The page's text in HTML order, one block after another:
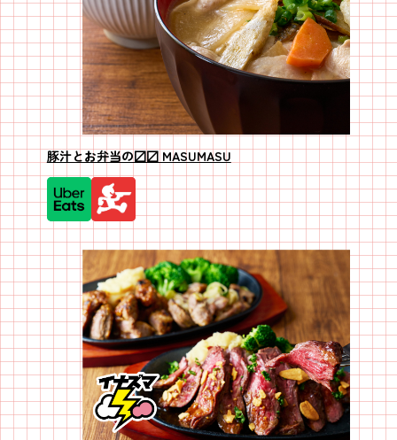
豚汁とお弁当の〼〼 MASUMASU